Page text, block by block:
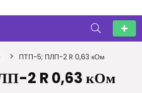
ПТП-5; ПЛП-2 R 0,63 кОм
2 R 0,63 кОм